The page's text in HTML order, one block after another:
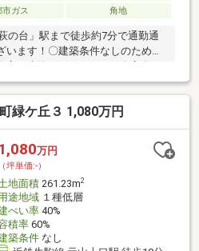
市ガス 角地
の台」駅まで徒歩約7分で通勤通
ます！〇建築条件なしのため、
♪ご興味のある方はお気軽に木村
さい！
緑ケ丘３ 1,080万円
1,080万円
（坪単価:-）
地面積261.23m2
途地域１種低層
ぺい率40%
積率60%
築条件なし